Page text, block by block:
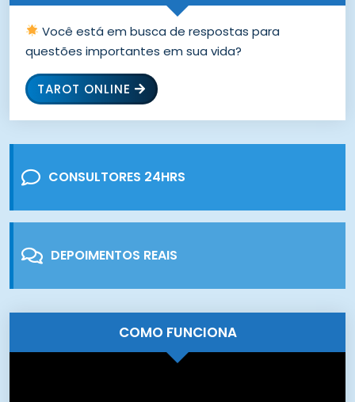
Você está em busca de respostas para
questões importantes em sua vida?
TAROT ONLINE
CONSULTORES 24HRS
DEPOIMENTOS REAIS
COMO FUNCIONA